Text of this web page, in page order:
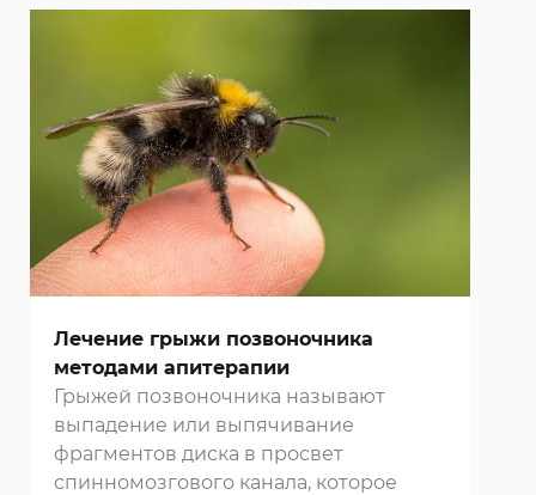
подвижность и двигательную
преждевременному прекращению
трудовой деятельности и
инвалидизации людей. Многие
клиники Москвыпредлагают свои
услуги по проведению лечебного
массажа спины и суставов,
позволяющего стабилизировать и
улучшить их состояние, устранить
болевые ощущения и повысить
качество жизни пациентов.
Лечение грыжи позвоночника
методами апитерапии
Грыжей позвоночника называют
выпадение или выпячивание
фрагментов диска в просвет
спинномозгового канала, которое